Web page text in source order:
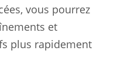
vous pourrez
et
plus rapidement